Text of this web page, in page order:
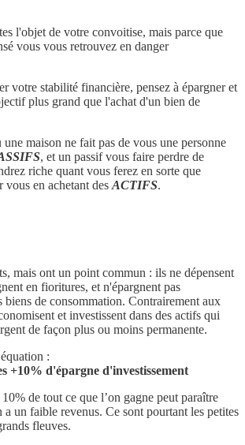
l'objet de votre convoitise, mais parce que
vous vous retrouvez en danger
votre stabilité financière, pensez à épargner et
plus grand que l'achat d'un bien de
maison ne fait pas de vous une personne
, et un passif vous faire perdre de
riche quant vous ferez en sorte que
en achetant des ACTIFS.
mais ont un point commun : ils ne dépensent
en fioritures, et n'épargnent pas
biens de consommation. Contrairement aux
et investissent dans des actifs qui
de façon plus ou moins permanente.
:
+10% d'épargne d'investissement
de tout ce que l’on gagne peut paraître
un faible revenus. Ce sont pourtant les petites
fleuves.